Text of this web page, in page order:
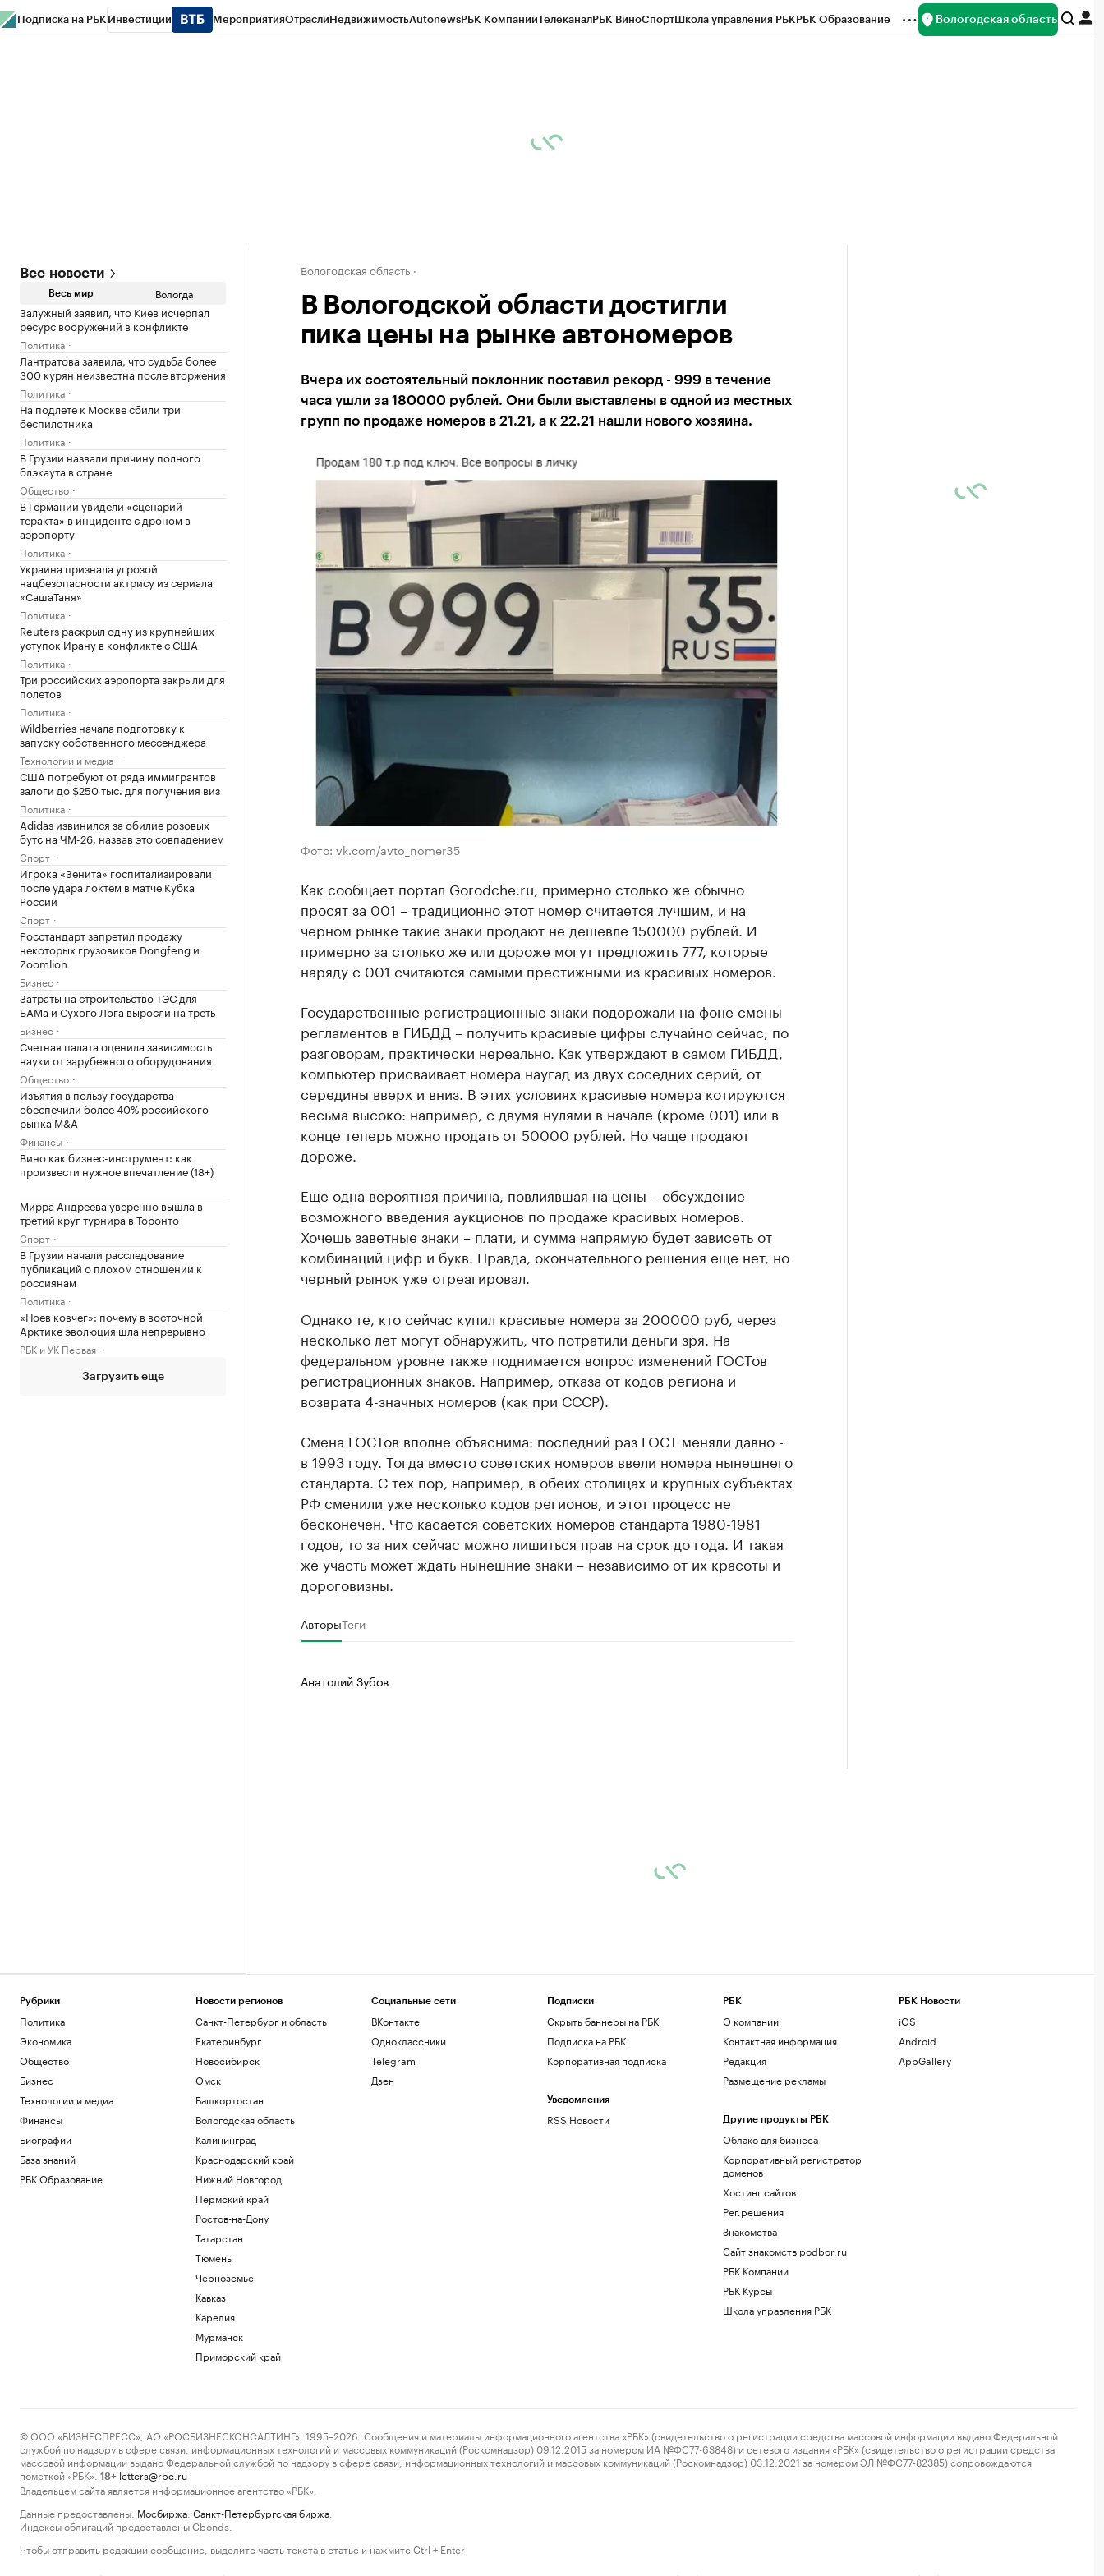
Подписка на РБК Инвестиции МероприятияОтраслиНедвижимостьAutonewsРБК КомпанииТелеканалРБК ВиноСпортШкола управления РБКРБК Образование Вологодская область
Все новости
Весь мир Вологда
Залужный заявил, что Киев исчерпал
ресурс вооружений в конфликте
Политика
Лантратова заявила, что судьба более
300 курян неизвестна после вторжения
Политика
На подлете к Москве сбили три
беспилотника
Политика
В Грузии назвали причину полного
блэкаута в стране
Общество
В Германии увидели «сценарий
теракта» в инциденте с дроном в
аэропорту
Политика
Украина признала угрозой
нацбезопасности актрису из сериала
«СашаТаня»
Политика
Reuters раскрыл одну из крупнейших
уступок Ирану в конфликте с США
Политика
Три российских аэропорта закрыли для
полетов
Политика
Wildberries начала подготовку к
запуску собственного мессенджера
Технологии и медиа
США потребуют от ряда иммигрантов
залоги до $250 тыс. для получения виз
Политика
Adidas извинился за обилие розовых
бутс на ЧМ-26, назвав это совпадением
Спорт
Игрока «Зенита» госпитализировали
после удара локтем в матче Кубка
России
Спорт
Росстандарт запретил продажу
некоторых грузовиков Dongfeng и
Zoomlion
Бизнес
Затраты на строительство ТЭС для
БАМа и Сухого Лога выросли на треть
Бизнес
Счетная палата оценила зависимость
науки от зарубежного оборудования
Общество
Изъятия в пользу государства
обеспечили более 40% российского
рынка M&A
Финансы
Вино как бизнес-инструмент: как
произвести нужное впечатление (18+)
Мирра Андреева уверенно вышла в
третий круг турнира в Торонто
Спорт
В Грузии начали расследование
публикаций о плохом отношении к
россиянам
Политика
«Ноев ковчег»: почему в восточной
Арктике эволюция шла непрерывно
РБК и УК Первая
Загрузить еще
Вологодская область
В Вологодской области достигли
пика цены на рынке автономеров
Вчера их состоятельный поклонник поставил рекорд - 999 в течение
часа ушли за 180000 рублей. Они были выставлены в одной из местных
групп по продаже номеров в 21.21, а к 22.21 нашли нового хозяина.
Фото: vk.com/avto_nomer35
Как сообщает портал Gorodche.ru, примерно столько же обычно
просят за 001 – традиционно этот номер считается лучшим, и на
черном рынке такие знаки продают не дешевле 150000 рублей. И
примерно за столько же или дороже могут предложить 777, которые
наряду с 001 считаются самыми престижными из красивых номеров.
Государственные регистрационные знаки подорожали на фоне смены
регламентов в ГИБДД – получить красивые цифры случайно сейчас, по
разговорам, практически нереально. Как утверждают в самом ГИБДД,
компьютер присваивает номера наугад из двух соседних серий, от
середины вверх и вниз. В этих условиях красивые номера котируются
весьма высоко: например, с двумя нулями в начале (кроме 001) или в
конце теперь можно продать от 50000 рублей. Но чаще продают
дороже.
Еще одна вероятная причина, повлиявшая на цены – обсуждение
возможного введения аукционов по продаже красивых номеров.
Хочешь заветные знаки – плати, и сумма напрямую будет зависеть от
комбинаций цифр и букв. Правда, окончательного решения еще нет, но
черный рынок уже отреагировал.
Однако те, кто сейчас купил красивые номера за 200000 руб, через
несколько лет могут обнаружить, что потратили деньги зря. На
федеральном уровне также поднимается вопрос изменений ГОСТов
регистрационных знаков. Например, отказа от кодов региона и
возврата 4-значных номеров (как при СССР).
Смена ГОСТов вполне объяснима: последний раз ГОСТ меняли давно -
в 1993 году. Тогда вместо советских номеров ввели номера нынешнего
стандарта. С тех пор, например, в обеих столицах и крупных субъектах
РФ сменили уже несколько кодов регионов, и этот процесс не
бесконечен. Что касается советских номеров стандарта 1980-1981
годов, то за них сейчас можно лишиться прав на срок до года. И такая
же участь может ждать нынешние знаки – независимо от их красоты и
дороговизны.
АвторыТеги
Анатолий Зубов
Рубрики
Политика
Экономика
Общество
Бизнес
Технологии и медиа
Финансы
Биографии
База знаний
РБК Образование
Новости регионов
Санкт-Петербург и область
Екатеринбург
Новосибирск
Омск
Башкортостан
Вологодская область
Калининград
Краснодарский край
Нижний Новгород
Пермский край
Ростов-на-Дону
Татарстан
Тюмень
Черноземье
Кавказ
Карелия
Мурманск
Приморский край
Социальные сети
ВКонтакте
Одноклассники
Telegram
Дзен
Подписки
Скрыть баннеры на РБК
Подписка на РБК
Корпоративная подписка
Уведомления
RSS Новости
РБК
О компании
Контактная информация
Редакция
Размещение рекламы
Другие продукты РБК
Облако для бизнеса
Корпоративный регистратор
доменов
Хостинг сайтов
Рег.решения
Знакомства
Сайт знакомств podbor.ru
РБК Компании
РБК Курсы
Школа управления РБК
РБК Новости
iOS
Android
AppGallery
© ООО «БИЗНЕСПРЕСС», АО «РОСБИЗНЕСКОНСАЛТИНГ», 1995–2026. Сообщения и материалы информационного агентства «РБК» (свидетельство о регистрации средства массовой информации выдано Федеральной
службой по надзору в сфере связи, информационных технологий и массовых коммуникаций (Роскомнадзор) 09.12.2015 за номером ИА №ФС77-63848) и сетевого издания «РБК» (свидетельство о регистрации средства
массовой информации выдано Федеральной службой по надзору в сфере связи, информационных технологий и массовых коммуникаций (Роскомнадзор) 03.12.2021 за номером ЭЛ №ФС77-82385) сопровождаются
пометкой «РБК».
18+ letters@rbc.ru
Владельцем сайта является информационное агентство «РБК».
Данные предоставлены: Мосбиржа Санкт-Петербургская биржа
Индексы облигаций предоставлены Cbonds.
Чтобы отправить редакции сообщение, выделите часть текста в статье и нажмите Ctrl + Enter